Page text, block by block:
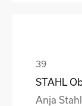
STAHL
Anja Stahl